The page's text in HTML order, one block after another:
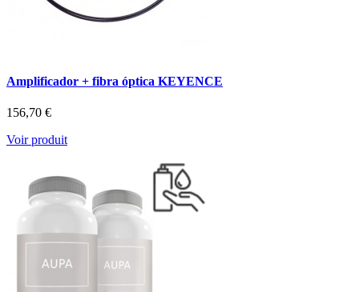
Amplificador + fibra óptica KEYENCE
156,70 €
Voir produit